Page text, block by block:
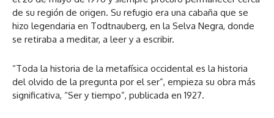
de su región de origen. Su refugio era una cabaña que se
hizo legendaria en Todtnauberg, en la Selva Negra, donde
se retiraba a meditar, a leer y a escribir.
“Toda la historia de la metafísica occidental es la historia
del olvido de la pregunta por el ser”, empieza su obra más
significativa, “Ser y tiempo”, publicada en 1927.